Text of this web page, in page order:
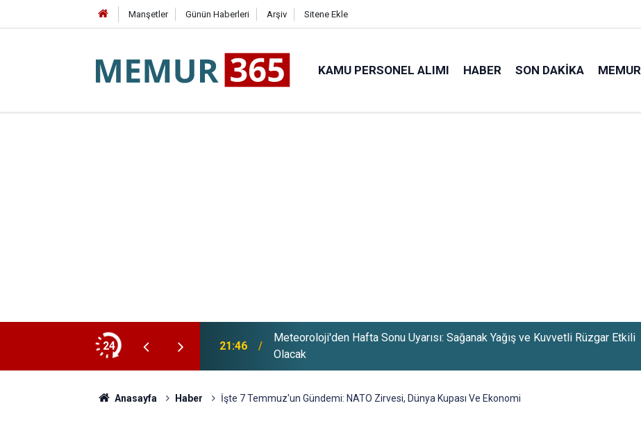
Manşetler Günün Haberleri Arşiv Sitene Ekle
KAMU PERSONEL ALIMI HABER SON DAKIKA MEMUR
24
Ödemesi Bugün Hesaplara Yatıyor 21:46
Meteoroloji'den Hafta Sonu Uyarısı: Sağanak Yağış ve Kuvvetli Rüzgar Etkili
Olacak
Anasayfa Haber İşte 7 Temmuz'un Gündemi: NATO Zirvesi, Dünya Kupası Ve Ekonomi